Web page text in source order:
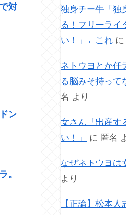
対
ン
。
独身チー牛「独
る！フリーライ
い！」←これ に
ネトウヨとか任
る脳みそ持って
名 より
女さん「出産す
い！」
に 匿名
なぜネトウヨは
より
【正論】松本